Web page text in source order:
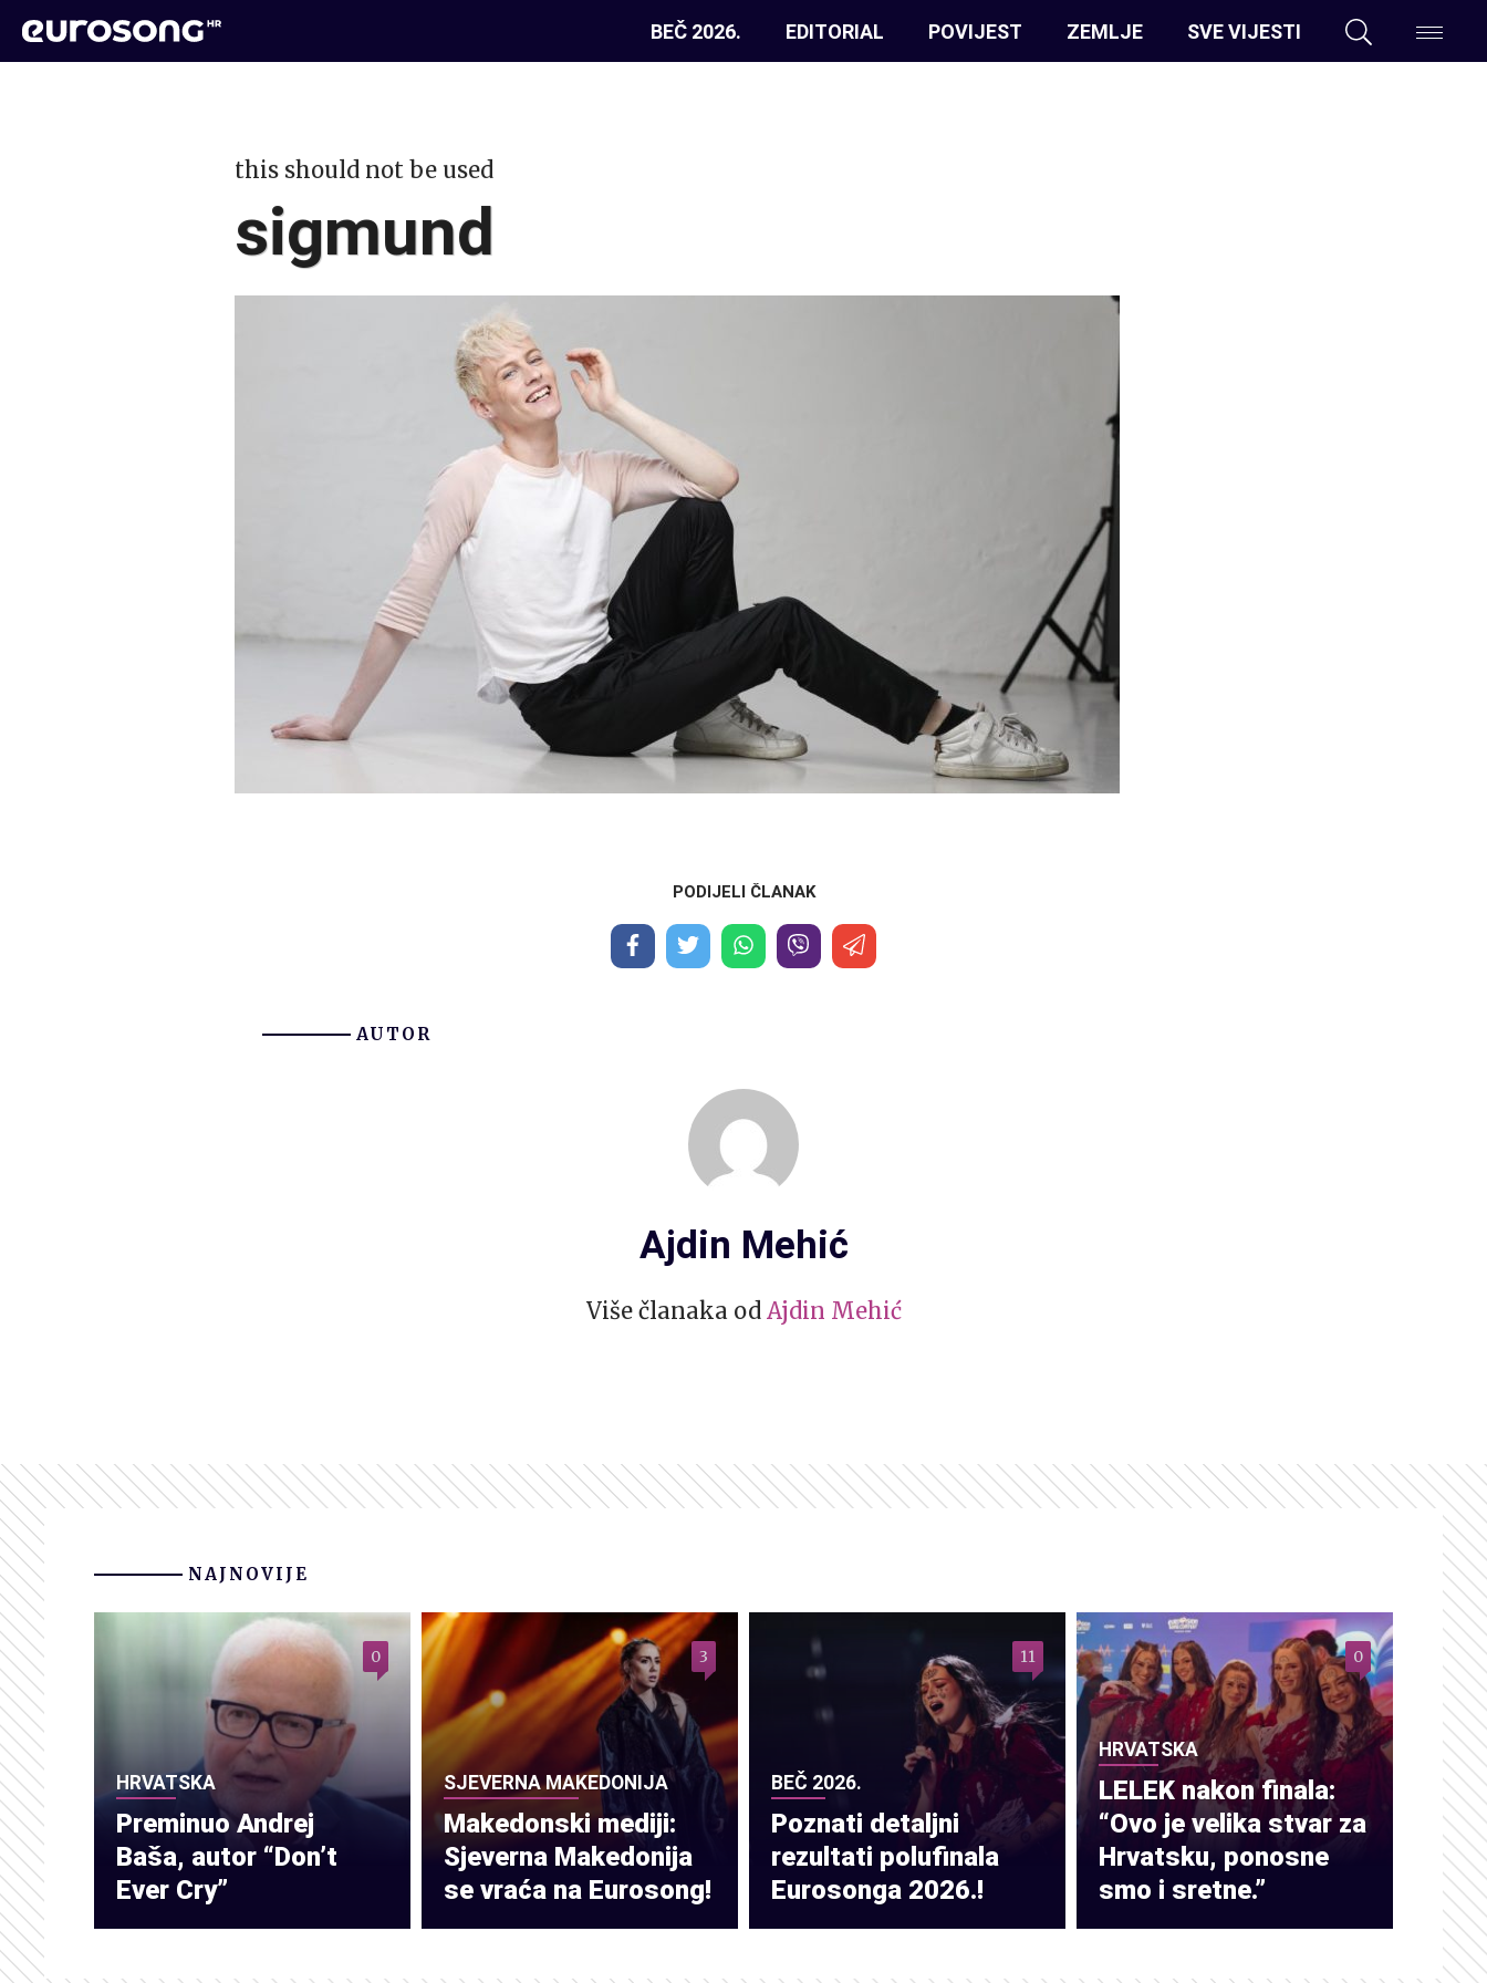
BEČ 2026. EDITORIAL POVIJEST ZEMLJE SVE VIJESTI
this should not be used
sigmund
PODIJELI ČLANAK
AUTOR
Ajdin Mehić
Više članaka od Ajdin Mehić
NAJNOVIJE
HRVATSKA
Preminuo Andrej
Baša, autor “Don’t
Ever Cry”
0
SJEVERNA MAKEDONIJA
Makedonski mediji:
Sjeverna Makedonija
se vraća na Eurosong!
3
BEČ 2026.
Poznati detaljni
rezultati polufinala
Eurosonga 2026.!
11
HRVATSKA
LELEK nakon finala:
“Ovo je velika stvar za
Hrvatsku, ponosne
smo i sretne.”
0